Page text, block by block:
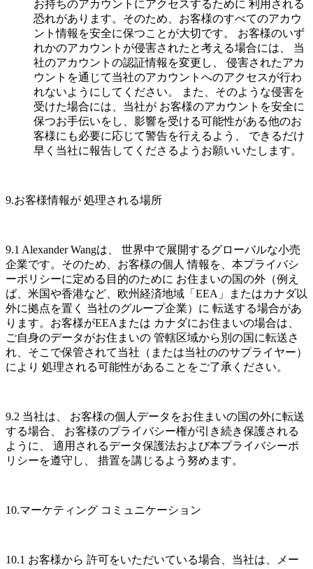
お持ちのアカウントにアクセスするために 利用される
恐れがあります。そのため、お客様のすべてのアカウ
ント情報を安全に保つことが大切です。 お客様のいず
れかのアカウントが侵害されたと考える場合には、 当
社のアカウントの認証情報を変更し、 侵害されたアカ
ウントを通じて当社のアカウントへのアクセスが行わ
れないようにしてください。 また、そのような侵害を
受けた場合には、当社が お客様のアカウントを安全に
保つお手伝いをし、影響を受ける可能性がある他のお
客様にも必要に応じて警告を行えるよう、 できるだけ
早く当社に報告してくださるようお願いいたします。
9.お客様情報が 処理される場所
9.1 Alexander Wangは、 世界中で展開するグローバルな小売
企業です。そのため、お客様の個人 情報を、本プライバシ
ーポリシーに定める目的のために お住まいの国の外（例え
ば、米国や香港など、欧州経済地域「EEA」またはカナダ以
外に拠点を置く 当社のグループ企業）に 転送する場合があ
ります。お客様がEEAまたは カナダにお住まいの場合は、
ご自身のデータがお住まいの 管轄区域から別の国に転送さ
れ、そこで保管されて当社（または当社ののサプライヤー）
により 処理される可能性があることをご了承ください。
9.2 当社は、 お客様の個人データをお住まいの国の外に転送
する場合、 お客様のプライバシー権が引き続き保護される
ように、 適用されるデータ保護法および本プライバシーポ
リシーを遵守し、 措置を講じるよう努めます。
10.マーケティング コミュニケーション
10.1 お客様から 許可をいただいている場合、当社は、メー